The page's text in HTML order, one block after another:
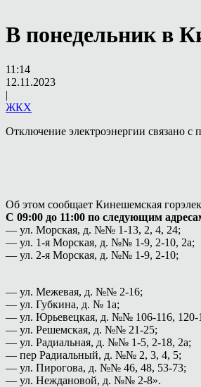
В понедельник в
11:14
12.11.2023
|
ЖКХ
Отключение электроэнергии связано с
Об этом сообщает Кинешемская
С 09:00 до 11:00 по следующим
— ул. Морская, д. №№ 1-13, 2, 4, 24;
— ул. 1-я Морская, д. №№ 1-9, 2-10, 2а;
— ул. 2-я Морская, д. №№ 1-9, 2-10;
— ул. Межевая, д. №№ 2-16;
— ул. Губкина, д. № 1а;
— ул. Юрьевецкая, д. №№ 106-116, 120-
— ул. Решемская, д. №№ 21-25;
— ул. Радиальная, д. №№ 1-5, 2-18, 2а;
— пер Радиальный, д. №№ 2, 3, 4, 5;
— ул. Пирогова, д. №№ 46, 48, 53-73;
— ул. Неждановой, д. №№ 2-8».